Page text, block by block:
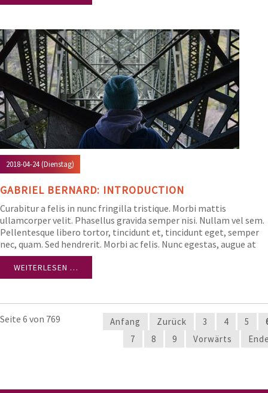
2018-04-24(Dienstag)
GABRIEL BERNARD: INTRODUCTION
Curabitur a felis in nunc fringilla tristique. Morbi mattis
ullamcorper velit. Phasellus gravida semper nisi. Nullam vel sem.
Pellentesque libero tortor, tincidunt et, tincidunt eget, semper
nec, quam. Sed hendrerit. Morbi ac felis. Nunc egestas, augue at
pellentesque laoreet.
WEITERLESEN …
Seite 6 von 769 Anfang Zurück 3 4 5
7
8 9 Vorwärts